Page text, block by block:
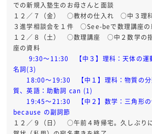
での新規入塾生のお母さんと面談
１２／７（金） ○教材の仕入れ ○中３理
３進学相談会を１件 ○See-beで数理講座の
１２／８（土） ○数理講座 ○中２数学の
座の資料
9:30～11:30 【中３】理科：天体の運
名詞(3)
18:00～19:30 【中１】理科：物質の分
質、英語：助動詞 can (1)
19:45～21:30 【中２】数学：三角形の
because の副詞節
１２／９（日） ○午前４時帰宅。久しぶ